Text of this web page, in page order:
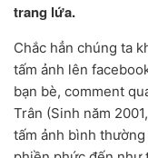
trang lứa.
Chắc hẳn chúng ta
tấm ảnh lên
bạn bè, comment
Trân (Sinh năm
tấm ảnh bình